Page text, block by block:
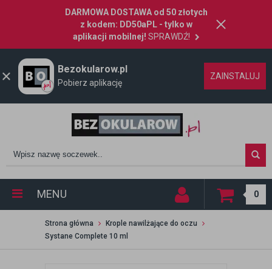
DARMOWA DOSTAWA od 50 złotych
z kodem: DD50aPL - tylko w
aplikacji mobilnej! SPRAWDŹ!
Bezokularow.pl
Pobierz aplikację
ZAINSTALUJ
MENU 0
Strona główna
Krople nawilżające do oczu
Systane Complete 10 ml